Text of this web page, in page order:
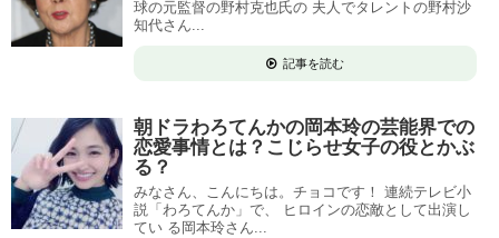
球の元監督の野村克也氏の 夫人でタレントの野村沙
知代さん...
記事を読む
朝ドラわろてんかの岡本玲の芸能界での
恋愛事情とは？こじらせ女子の役とかぶ
る？
みなさん、こんにちは。チョコです！ 連続テレビ小
説「わろてんか」で、 ヒロインの恋敵として出演し
てい る岡本玲さん...